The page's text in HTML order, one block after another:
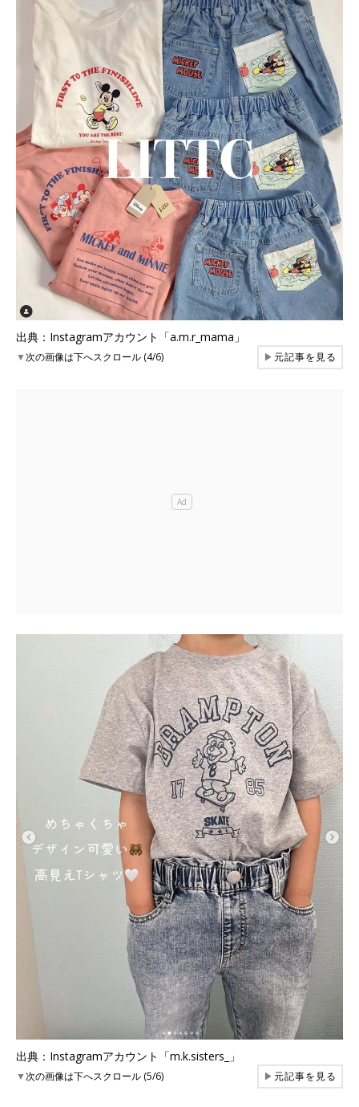
出典：Instagramアカウント「a.m.r_mama」
▼次の画像は下へスクロール (4/6) ▶元記事を見る
出典：Instagramアカウント「m.k.sisters_」
▼次の画像は下へスクロール (5/6) ▶元記事を見る